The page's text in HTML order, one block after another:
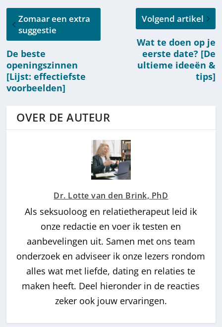
Zomaar een extra
suggestie
De beste
openingszinnen
[Lijst: effectiefste
voorbeelden]
Volgend artikel
Wat te doen op je
eerste date? [De
ultieme ideeën &
tips]
OVER DE AUTEUR
Dr. Lotte van den Brink, PhD
Als seksuoloog en relatietherapeut leid ik
onze redactie en voer ik testen en
aanbevelingen uit. Samen met ons team
onderzoek en adviseer ik onze lezers rondom
alles wat met liefde, dating en relaties te
maken heeft. Deel hieronder in de reacties
zeker ook jouw ervaringen.